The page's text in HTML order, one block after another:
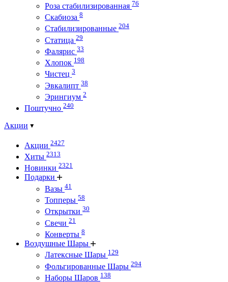
Роза стабилизированная 76
Скабиоза 8
Стабилизированные 204
Статица 29
Фалярис 33
Хлопок 198
Чистец 3
Эвкалипт 38
Эрингиум 2
Поштучно 240
Акции
Акции 2427
Хиты 2313
Новинки 2321
Подарки
Вазы 41
Топперы 58
Открытки 30
Свечи 21
Конверты 8
Воздушные Шары
Латексные Шары 129
Фольгированные Шары 294
Наборы Шаров 138